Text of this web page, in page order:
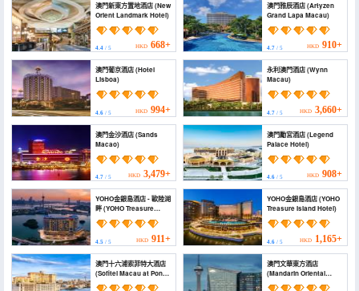
澳門新東方置地酒店 (New
Orient Landmark Hotel)
4.4 / 5 HKD 668+
澳門雅辰酒店 (Artyzen
Grand Lapa Macau)
4.7/ 5 HKD 910+
澳門葡京酒店 (Hotel
Lisboa)
4.6 / 5 HKD 994+
永利澳門酒店 (Wynn
Macau)
4.7/ 5 HKD 3,660+
澳門金沙酒店 (Sands
Macao)
4.7 / 5 HKD 3,479+
澳門勵宮酒店 (Legend
Palace Hotel)
4.6/ 5 HKD 908+
YOHO金銀島酒店 - 歐陸湖
畔 (YOHO Treasure
Island Hotel - Rivage
Continental)
4.5 / 5 HKD 911+
YOHO金銀島酒店 (YOHO
Treasure Island Hotel)
4.6/ 5 HKD 1,165+
澳門十六浦索菲特大酒店
(Sofitel Macau at Ponte
16)
澳門文華東方酒店
(Mandarin Oriental
Macau)